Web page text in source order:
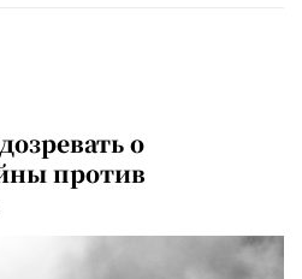
о
против